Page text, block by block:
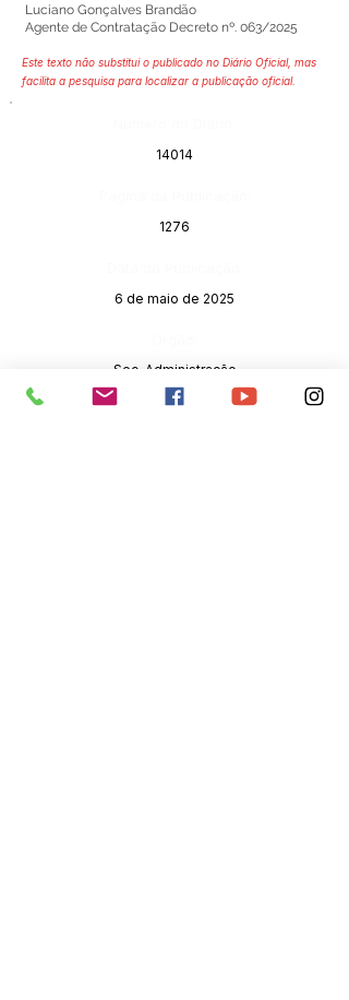
Luciano Gonçalves Brandão
Agente de Contratação Decreto nº. 063/2025
Este texto não substitui o publicado no Diário Oficial, mas
facilita a pesquisa para localizar a publicação oficial.
14014
1276
6 de maio de 2025
Sec. Administração